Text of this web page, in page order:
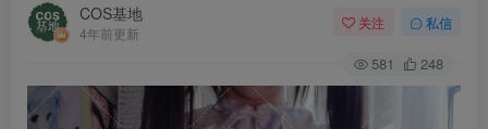
COS基地
4年前更新
关注 私信
581 248